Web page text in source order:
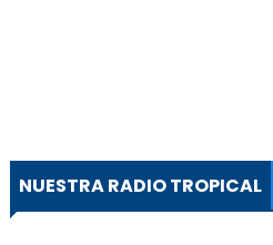
NUESTRA RADIO TROPICAL